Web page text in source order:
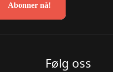
Abonner nå!
Følg oss